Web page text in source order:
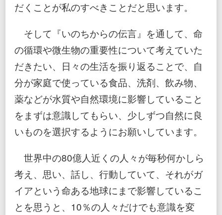
だくことが私のすべきことだと思います。
そして『いのちからの伝言』を通して、命
の循環や微生物の重要性について考えていた
だきたい、日々の生活を振り返ることで、自
分が家庭で使っている食品、洗剤、飲み物、
薬などが水質や自然環境に影響していること
をまずは意識してもらい、少しずつ自然に良
いものを選択するようにお願いしています。
世界中の80億人近くの人々が毎秒何かしら
考え、思い、話し、行動していて、それがガ
イアという命ある地球にまで影響しているこ
とを思うと、10％の人々だけでも意識を変